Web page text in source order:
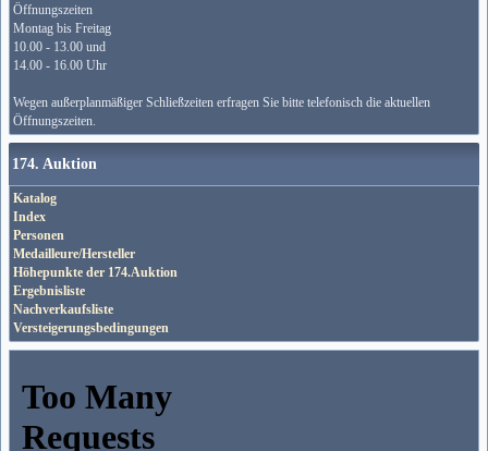
Öffnungszeiten
Montag bis Freitag
10.00 - 13.00 und
14.00 - 16.00 Uhr
Wegen außerplanmäßiger Schließzeiten erfragen Sie bitte telefonisch die aktuellen
Öffnungszeiten.
174. Auktion
Katalog
Index
Personen
Medailleure/Hersteller
Höhepunkte der 174.Auktion
Ergebnisliste
Nachverkaufsliste
Versteigerungsbedingungen